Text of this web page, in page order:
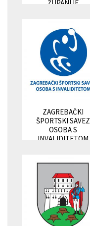
ŽUPANIJE
ZAGREBAČKI
ŠPORTSKI SAVEZ
OSOBA S
INVALIDITETOM